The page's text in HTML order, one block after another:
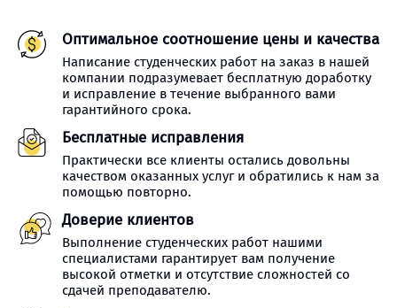
Оптимальное соотношение цены и качества
Написание студенческих работ на заказ в нашей
компании подразумевает бесплатную доработку
и исправление в течение выбранного вами
гарантийного срока.
Бесплатные исправления
Практически все клиенты остались довольны
качеством оказанных услуг и обратились к нам за
помощью повторно.
Доверие клиентов
Выполнение студенческих работ нашими
специалистами гарантирует вам получение
высокой отметки и отсутствие сложностей со
сдачей преподавателю.